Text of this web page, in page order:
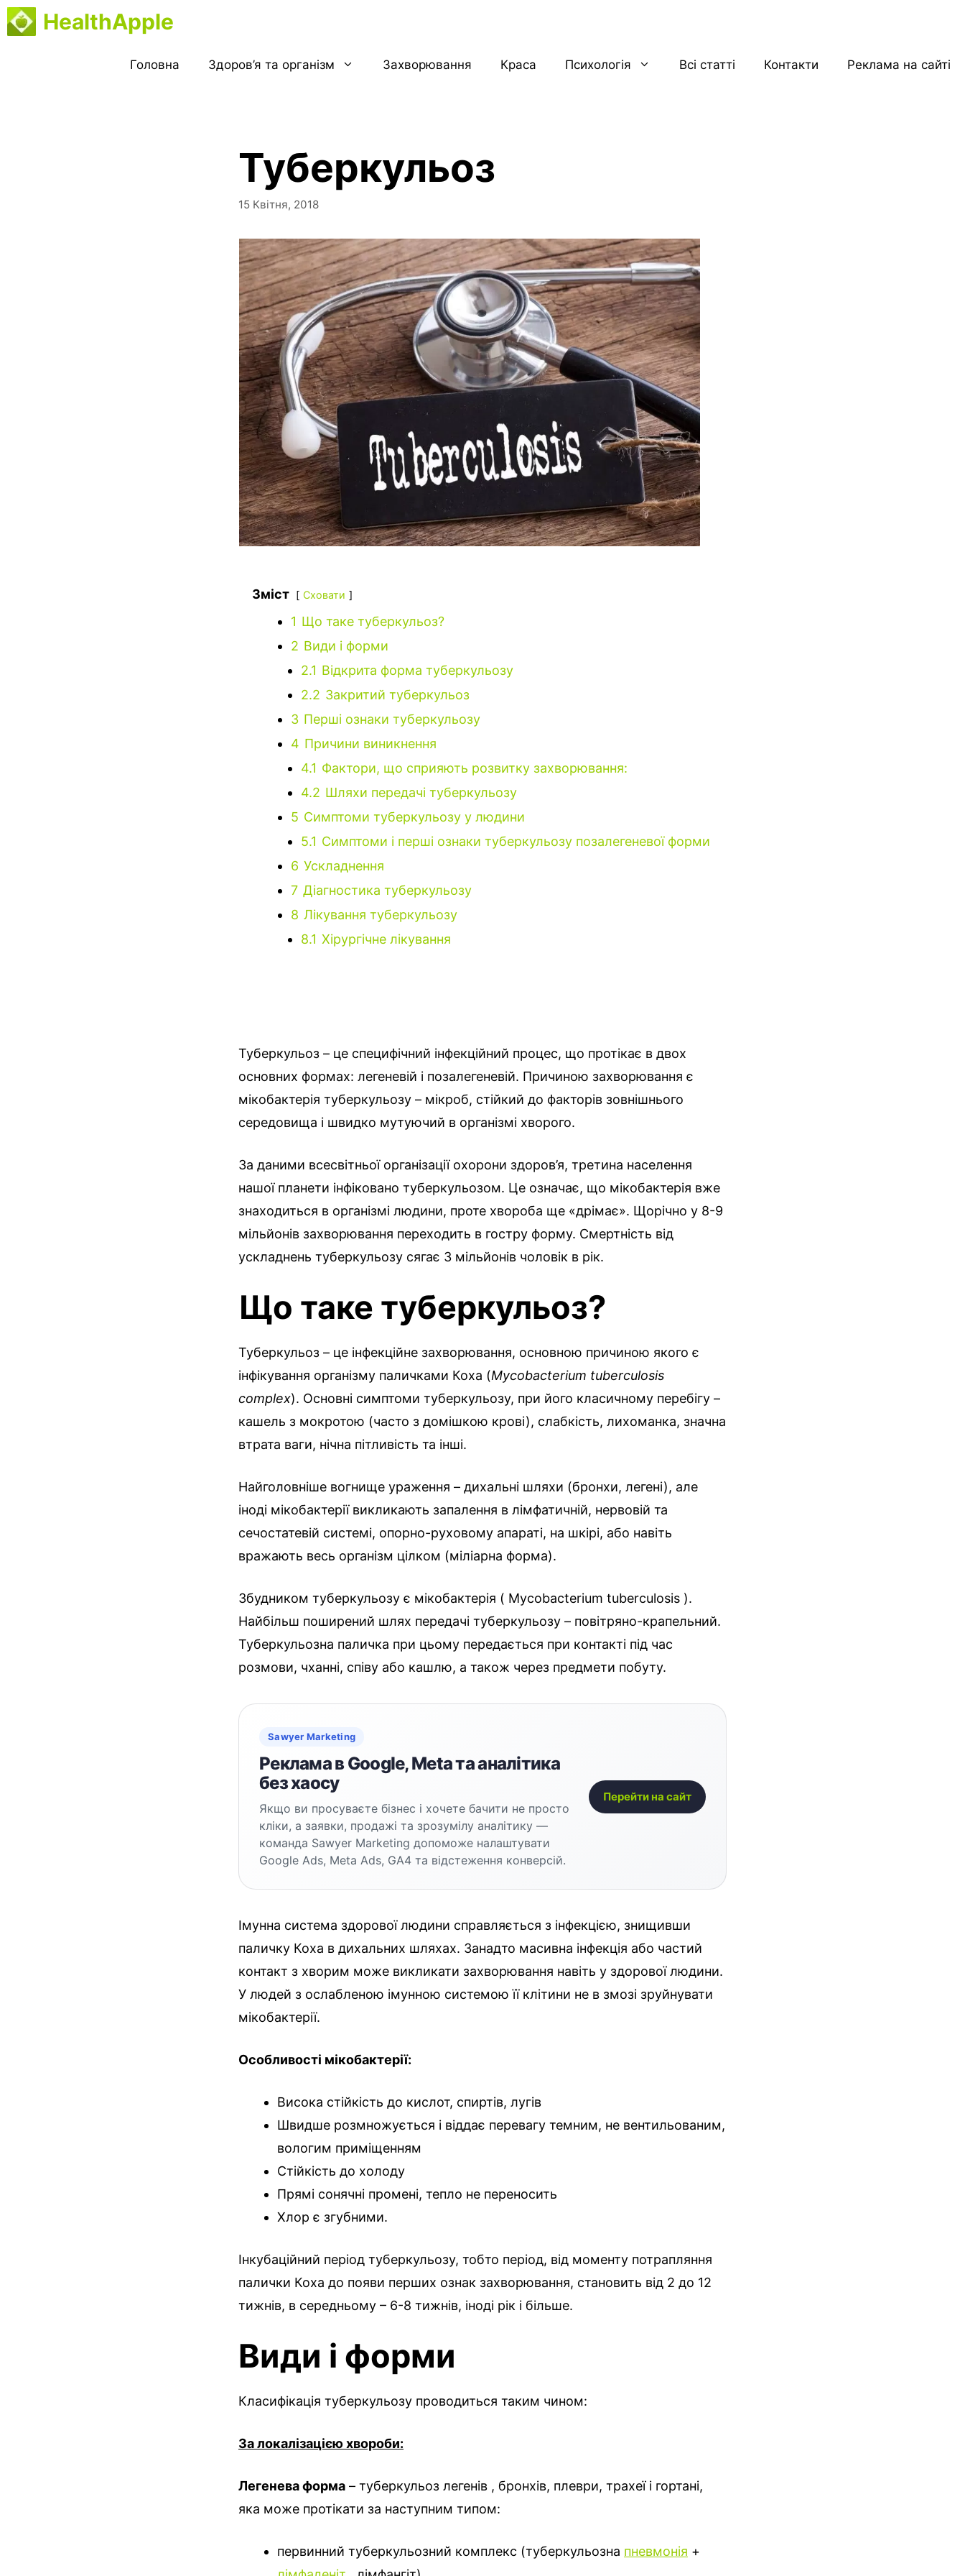
Перейти
до
HealthApple
Головна Здоров’я та організм Захворювання Краса Психологія Всі статті Контакти Реклама на сайті
Туберкульоз
15 Квітня, 2018
Зміст Сховати
1 Що таке туберкульоз?
2 Види і форми
2.1 Відкрита форма туберкульозу
2.2 Закритий туберкульоз
3 Перші ознаки туберкульозу
4 Причини виникнення
4.1 Фактори, що сприяють розвитку захворювання:
4.2 Шляхи передачі туберкульозу
5 Симптоми туберкульозу у людини
5.1 Симптоми і перші ознаки туберкульозу позалегеневої форми
6 Ускладнення
7 Діагностика туберкульозу
8 Лікування туберкульозу
8.1 Хірургічне лікування
Туберкульоз – це специфічний інфекційний процес, що протікає в двох
основних формах: легеневій і позалегеневій. Причиною захворювання є
мікобактерія туберкульозу – мікроб, стійкий до факторів зовнішнього
середовища і швидко мутуючий в організмі хворого.
За даними всесвітньої організації охорони здоров’я, третина населення
нашої планети інфіковано туберкульозом. Це означає, що мікобактерія вже
знаходиться в організмі людини, проте хвороба ще «дрімає». Щорічно у 8-9
мільйонів захворювання переходить в гостру форму. Смертність від
ускладнень туберкульозу сягає 3 мільйонів чоловік в рік.
Що таке туберкульоз?
Туберкульоз – це інфекційне захворювання, основною причиною якого є
інфікування організму паличками Коха (Mycobacterium tuberculosis
complex). Основні симптоми туберкульозу, при його класичному перебігу –
кашель з мокротою (часто з домішкою крові), слабкість, лихоманка, значна
втрата ваги, нічна пітливість та інші.
Найголовніше вогнище ураження – дихальні шляхи (бронхи, легені), але
іноді мікобактерії викликають запалення в лімфатичній, нервовій та
сечостатевій системі, опорно-руховому апараті, на шкірі, або навіть
вражають весь організм цілком (міліарна форма).
Збудником туберкульозу є мікобактерія ( Mycobacterium tuberculosis ).
Найбільш поширений шлях передачі туберкульозу – повітряно-крапельний.
Туберкульозна паличка при цьому передається при контакті під час
розмови, чханні, співу або кашлю, а також через предмети побуту.
Sawyer Marketing
Реклама в Google, Meta та аналітика
без хаосу
Якщо ви просуваєте бізнес і хочете бачити не просто
кліки, а заявки, продажі та зрозумілу аналітику —
команда Sawyer Marketing допоможе налаштувати
Google Ads, Meta Ads, GA4 та відстеження конверсій.
Перейти на сайт
Імунна система здорової людини справляється з інфекцією, знищивши
паличку Коха в дихальних шляхах. Занадто масивна інфекція або частий
контакт з хворим може викликати захворювання навіть у здорової людини.
У людей з ослабленою імунною системою її клітини не в змозі зруйнувати
мікобактерії.
Особливості мікобактерії:
Висока стійкість до кислот, спиртів, лугів
Швидше розмножується і віддає перевагу темним, не вентильованим,
вологим приміщенням
Стійкість до холоду
Прямі сонячні промені, тепло не переносить
Хлор є згубними.
Інкубаційний період туберкульозу, тобто період, від моменту потрапляння
палички Коха до появи перших ознак захворювання, становить від 2 до 12
тижнів, в середньому – 6-8 тижнів, іноді рік і більше.
Види і форми
Класифікація туберкульозу проводиться таким чином:
За локалізацією хвороби:
Легенева форма – туберкульоз легенів , бронхів, плеври, трахеї і гортані,
яка може протікати за наступним типом:
первинний туберкульозний комплекс (туберкульозна пневмонія +